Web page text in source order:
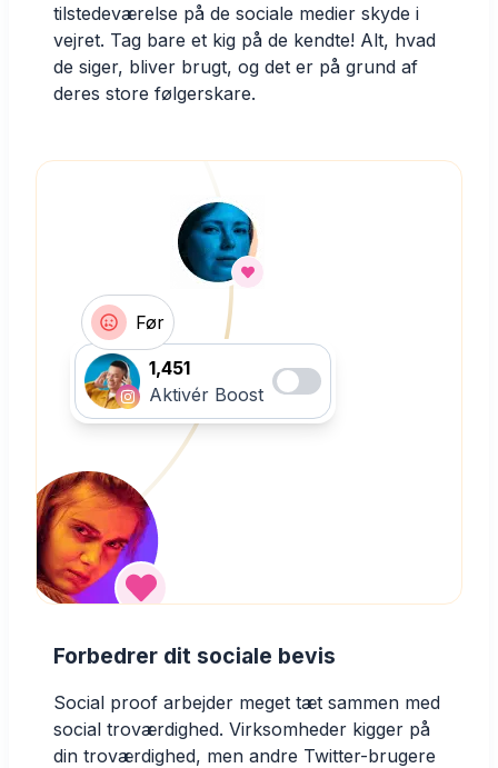
tilstedeværelse på de sociale medier skyde i
vejret. Tag bare et kig på de kendte! Alt, hvad
de siger, bliver brugt, og det er på grund af
deres store følgerskare.
Før
1,451
Aktivér Boost
Forbedrer dit sociale bevis
Social proof arbejder meget tæt sammen med
social troværdighed. Virksomheder kigger på
din troværdighed, men andre Twitter-brugere